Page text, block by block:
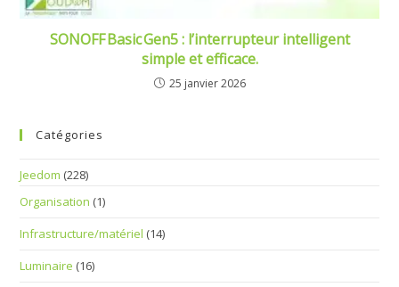
SONOFF Basic Gen5 : l’interrupteur intelligent
simple et efficace.
25 janvier 2026
Catégories
Jeedom (228)
Organisation (1)
Infrastructure/matériel (14)
Luminaire (16)